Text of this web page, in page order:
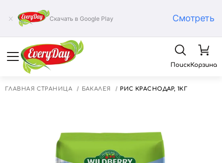
Скачать в Google Play Смотреть
ПоискКорзина
ГЛАВНАЯ СТРАНИЦА БАКАЛЕЯ РИС КРАСНОДАР, 1КГ